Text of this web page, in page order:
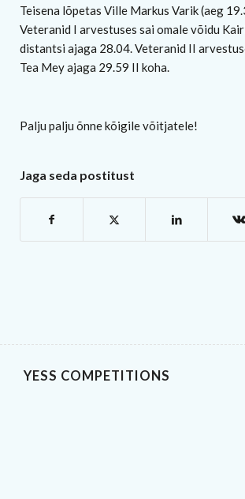
Teisena lõpetas Ville Markus Varik (aeg
Veteranid I arvestuses sai omale võidu
distantsi ajaga 28.04. Veteranid II
Tea Mey ajaga 29.59 II koha.
Palju palju õnne kõigile võitjatele!
Jaga seda postitust
YESS COMPETITIONS